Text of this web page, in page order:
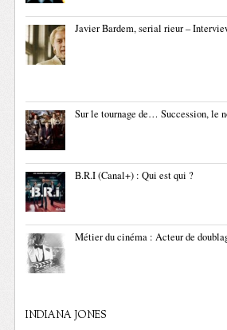
Javier Bardem, serial rieur –
Sur le tournage de… Succession, le
B.R.I (Canal+) : Qui est qui ?
Métier du cinéma : Acteur de
INDIANA JONES